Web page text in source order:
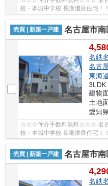
校・本城中学校 長期優良住宅
件！！ 耐震等級３！ 断熱等
売買 | 新築一戸建
名古屋市南区砂口
名鉄
名古
東海
3LDK
建物
土地
愛知
☆☆☆仲介手数料無料☆☆☆ 名古
校・本城中学校 長期優良住宅
件！！ 耐震等級３！ 断熱等
売買 | 新築一戸建
名古屋市南区砂口
名鉄